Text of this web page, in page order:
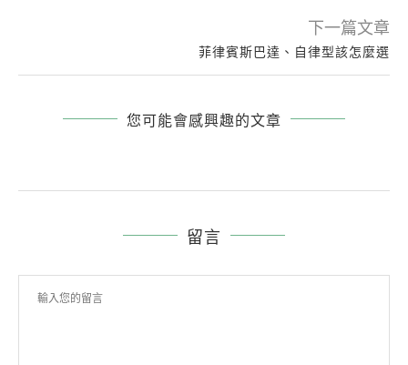
下一篇文章
菲律賓斯巴達、自律型該怎麼選
您可能會感興趣的文章
留言